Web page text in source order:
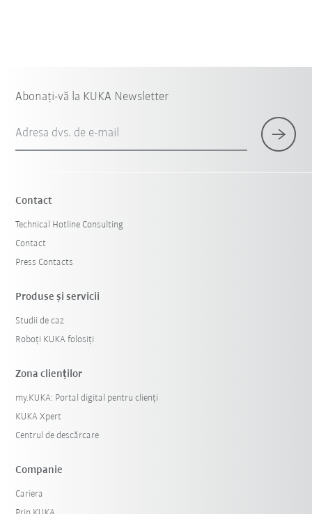
Resetează filtre
Abonați-vă la KUKA Newsletter
Adresa dvs. de e-mail
Contact
Technical Hotline Consulting
Contact
Press Contacts
Produse şi servicii
Studii de caz
Roboți KUKA folosiți
Zona clienților
my.KUKA: Portal digital pentru clienți
KUKA Xpert
Centrul de descărcare
Companie
Cariera